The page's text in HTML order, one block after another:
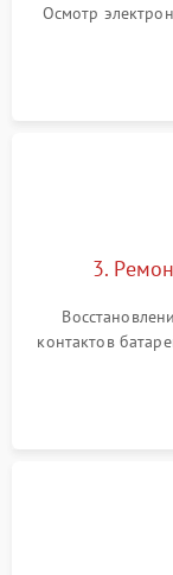
Осмотр
3.
контактов
светодиода или
платы от